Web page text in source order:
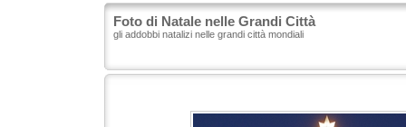
Foto di Natale nelle Grandi Città
gli addobbi natalizi nelle grandi città mondiali